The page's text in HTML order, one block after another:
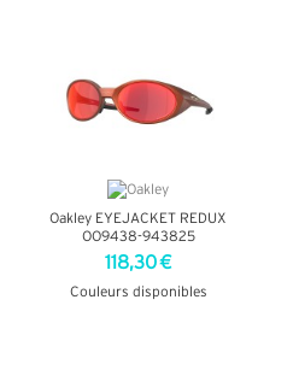
Oakley EYEJACKET REDUX
OO9438-943825
118,30 €
Couleurs disponibles